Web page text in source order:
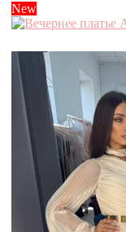
New